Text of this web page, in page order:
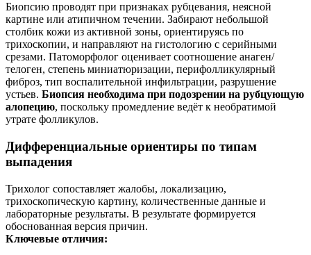
Биопсию проводят при признаках рубцевания, неясной
картине или атипичном течении. Забирают небольшой
столбик кожи из активной зоны, ориентируясь по
трихоскопии, и направляют на гистологию с серийными
срезами. Патоморфолог оценивает соотношение анаген/
телоген, степень миниатюризации, перифолликулярный
фиброз, тип воспалительной инфильтрации, разрушение
устьев. Биопсия необходима при подозрении на рубцующую
алопецию, поскольку промедление ведёт к необратимой
утрате фолликулов.
Дифференциальные ориентиры по типам
выпадения
Трихолог сопоставляет жалобы, локализацию,
трихоскопическую картину, количественные данные и
лабораторные результаты. В результате формируется
обоснованная версия причин.
Ключевые отличия: